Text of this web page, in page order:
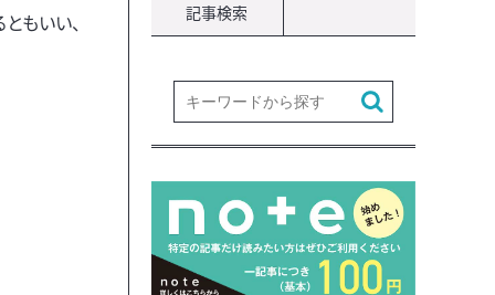
もいい、 記事検索